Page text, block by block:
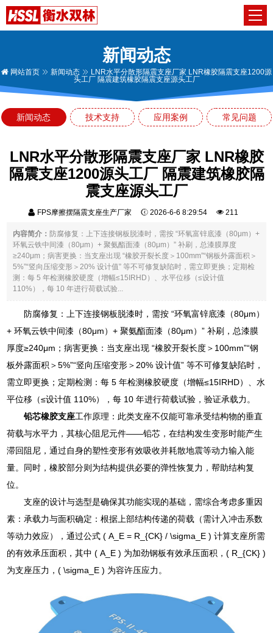
新闻动态
网站首页 新闻动态
LNR水平分散形隔震支座厂家 LNR橡胶隔震支座1200源
头工厂 隔震建筑橡胶隔震支座源头工厂
新闻动态 技术支持 应用案例 常见问题
LNR水平分散形隔震支座厂家 LNR橡胶
隔震支座1200源头工厂 隔震建筑橡胶隔
震支座源头工厂
FPS摩擦摆隔震支座生产厂家 2026-6-6 8:29:54 211
内容简介： 防腐修复：上下连接钢板脱漆时，需按 “环氧富锌底漆（80μm）+
环氧云铁中间漆（80μm）+ 聚氨酯面漆（80μm）” 补刷，总漆膜厚度
≥240μm；病害更换：当支座出现 “橡胶开裂长度＞100mm”“钢板外露面积＞
5%”“竖向压缩变形＞20% 设计值” 等不可修复缺陷时，需立即更换；定期检
测：每 5 年检测橡胶硬度（增幅≤15IRHD）、水平位移（≤设计值
110%），每 10 年进行荷载试验...
防腐修复：上下连接钢板脱漆时，需按 “环氧富锌底漆（80μm）
+ 环氧云铁中间漆（80μm）+ 聚氨酯面漆（80μm）” 补刷，总漆膜
厚度≥240μm；病害更换：当支座出现 “橡胶开裂长度＞100mm”“钢
板外露面积＞5%”“竖向压缩变形＞20% 设计值” 等不可修复缺陷时，
需立即更换；定期检测：每 5 年检测橡胶硬度（增幅≤15IRHD）、水
平位移（≤设计值 110%），每 10 年进行荷载试验，验证承载力。
铅芯橡胶支座工作原理：此类支座不仅能可靠承受结构物的垂直
荷载与水平力，其核心阻尼元件——铅芯，在结构发生变形时能产生
滞回阻尼，通过自身的塑性变形有效吸收并耗散地震等动力输入能
量。同时，橡胶部分则为结构提供必要的弹性恢复力，帮助结构复
位。
支座的设计与选型是确保其功能实现的基础，需综合考虑多重因
素：承载力与面积确定：根据上部结构传递的荷载（需计入冲击系数
等动力效应），通过公式 ( A_E = R_{CK} / \sigma_E ) 计算支座所需
的有效承压面积，其中 ( A_E ) 为加劲钢板有效承压面积，( R_{CK} )
为支座压力，( \sigma_E ) 为容许压应力。